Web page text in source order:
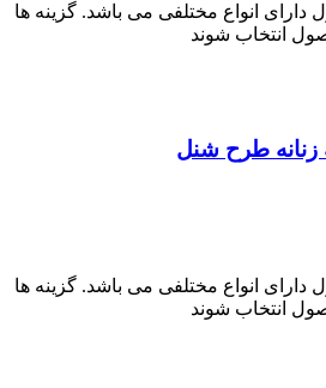
دارای انواع مختلفی می باشد. گزینه ها
انتخاب شوند
دارای انواع مختلفی می باشد. گزینه ها
انتخاب شوند